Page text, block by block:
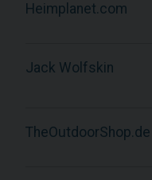
Heimplanet.com
Jack Wolfskin
TheOutdoorShop.de